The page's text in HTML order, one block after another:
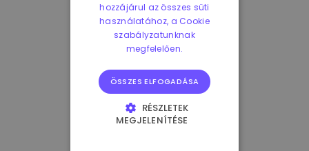
hozzájárul az összes süti
használatához, a Cookie
szabályzatunknak
megfelelően.
ÖSSZES ELFOGADÁSA
RÉSZLETEK
MEGJELENÍTÉSE